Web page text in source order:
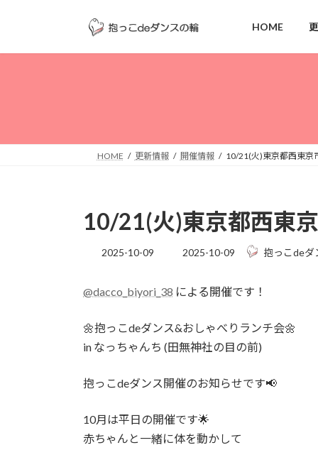
ッ
移
HOME
HOME 更新情報 開催情報 10/21(火)東京都西東京
10/21(火)東京都西東
2025-10-09
最
新
時
:
2025-10-09 抱っこdeダ
@dacco_biyori_38 による開催です！
🌼抱っこdeダンス&おしゃべりランチ会🌼
in なっちゃんち (田無神社の目の前)
抱っこdeダンス開催のお知らせです📢
10月は平日の開催です🌟
赤ちゃんと一緒に体を動かして